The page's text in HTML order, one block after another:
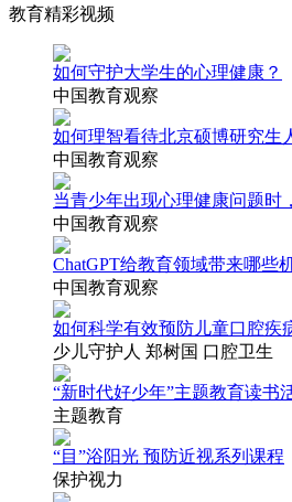
教育精彩视频
如何守护大学生的心理健康？
中国教育观察
如何理智看待北京硕博研究生
中国教育观察
当青少年出现心理健康问题时
中国教育观察
ChatGPT给教育领域带来哪些
中国教育观察
如何科学有效预防儿童口腔疾
少儿守护人 郑树国 口腔卫生
“新时代好少年”主题教育读书
主题教育
“目”浴阳光 预防近视系列课程
保护视力